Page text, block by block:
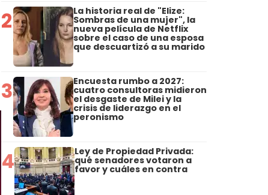
2 La historia real de "Elize:
Sombras de una mujer", la
nueva película de Netflix
sobre el caso de una esposa
que descuartizó a su marido
3 Encuesta rumbo a 2027:
cuatro consultoras midieron
el desgaste de Milei y la
crisis de liderazgo en el
peronismo
4 Ley de Propiedad Privada:
qué senadores votaron a
favor y cuáles en contra